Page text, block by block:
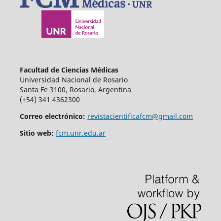
Facultad de Ciencias Médicas
Universidad Nacional de Rosario
Santa Fe 3100, Rosario, Argentina
(+54) 341 4362300
Correo electrónico: revistacientificafcm@gmail.com
Sitio web: fcm.unr.edu.ar